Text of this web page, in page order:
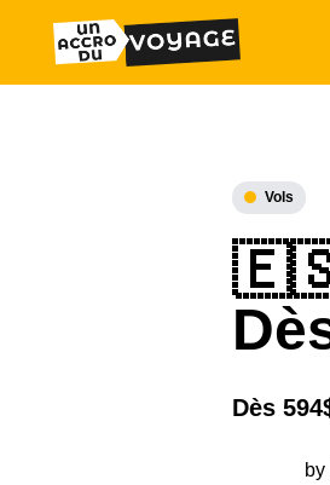
Vols
🇪🇸
Dès
by